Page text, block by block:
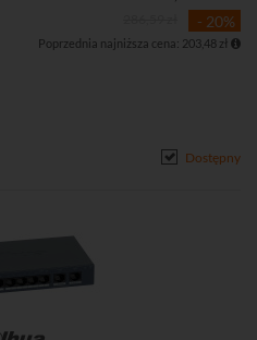
do montażu na biurku lub
- 20%
Poprzednia najniższa cena: 203,48 zł
Dostępny